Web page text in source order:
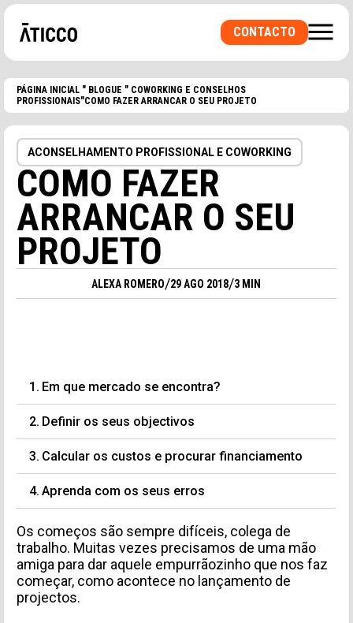
CONTACTO
PÁGINA INICIAL " BLOGUE " COWORKING E CONSELHOS
PROFISSIONAIS"COMO FAZER ARRANCAR O SEU PROJETO
ACONSELHAMENTO PROFISSIONAL E COWORKING
COMO FAZER
ARRANCAR O SEU
PROJETO
ALEXA ROMERO/29 AGO 2018/3 MIN
Em que mercado se encontra?
Definir os seus objectivos
Calcular os custos e procurar financiamento
Aprenda com os seus erros
Os começos são sempre difíceis, colega de
trabalho. Muitas vezes precisamos de uma mão
amiga para dar aquele empurrãozinho que nos faz
começar, como acontece no lançamento de
projectos.
PROCURA UM ESPAÇO DE COWORKING OU UM
EVENTOS?